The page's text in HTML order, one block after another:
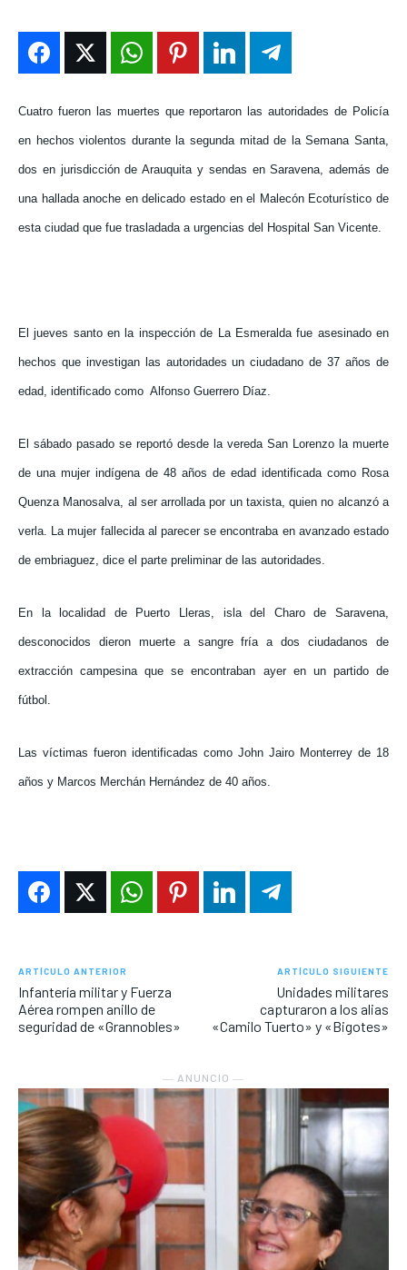
EN VIVO
NOSOTROS
PUATE CON NOSOTROS
EN VIVO
NOSOTROS
PUATE CON NOSOTROS
EN VIVO
NOSOTROS
PUATE CON NOSOTROS
EN VIVO
NOSOTROS
PUATE CON NOSOTROS
Cuatro fueron las muertes que reportaron las autoridades de Policía
en hechos violentos durante la segunda mitad de la Semana Santa,
dos en jurisdicción de Arauquita y sendas en Saravena, además de
una hallada anoche en delicado estado en el Malecón Ecoturístico de
esta ciudad que fue trasladada a urgencias del Hospital San Vicente.
El jueves santo en la inspección de La Esmeralda fue asesinado en
hechos que investigan las autoridades un ciudadano de 37 años de
edad, identificado como Alfonso Guerrero Díaz.
El sábado pasado se reportó desde la vereda San Lorenzo la muerte
de una mujer indígena de 48 años de edad identificada como Rosa
Quenza Manosalva, al ser arrollada por un taxista, quien no alcanzó a
verla. La mujer fallecida al parecer se encontraba en avanzado estado
de embriaguez, dice el parte preliminar de las autoridades.
En la localidad de Puerto Lleras, isla del Charo de Saravena,
desconocidos dieron muerte a sangre fría a dos ciudadanos de
extracción campesina que se encontraban ayer en un partido de
fútbol.
Las víctimas fueron identificadas como John Jairo Monterrey de 18
años y Marcos Merchán Hernández de 40 años.
ARTÍCULO ANTERIOR
Infantería militar y Fuerza
Aérea rompen anillo de
seguridad de «Grannobles»
ARTÍCULO SIGUIENTE
Unidades militares
capturaron a los alias
«Camilo Tuerto» y «Bigotes»
― ANUNCIO ―